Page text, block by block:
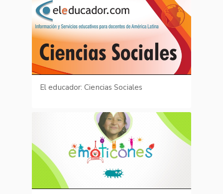
El educador: Ciencias Sociales